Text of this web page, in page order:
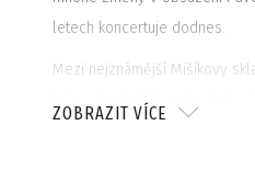
letech koncertuje dodnes.
Mezi nejznámější Mišíkovy
Kuře v hodinkách nebo třeba
ZOBRAZIT VÍCE